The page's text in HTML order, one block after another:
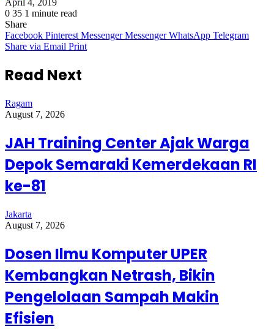
Share
April 4, 2019
0 35 1 minute read
Share
Facebook Pinterest Messenger Messenger WhatsApp Telegram
Share via Email Print
Read Next
Ragam
August 7, 2026
JAH Training Center Ajak Warga
Depok Semaraki Kemerdekaan RI
ke-81
Jakarta
August 7, 2026
Dosen Ilmu Komputer UPER
Kembangkan Netrash, Bikin
Pengelolaan Sampah Makin
Efisien